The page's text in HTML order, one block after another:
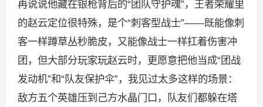
再说说他藏在银枪背后的“团队守护魂”，王者荣耀里
的赵云定位很特殊，是个“刺客型战士”——既能像刺
客一样蹲草丛秒脆皮，又能像战士一样扛着伤害冲
团，但大部分玩家玩赵云时，更愿意把他当成“团战
发动机”和“队友保护伞”，我见过太多这样的场景：
敌方五个英雄压到己方水晶门口，队友们都躲在塔